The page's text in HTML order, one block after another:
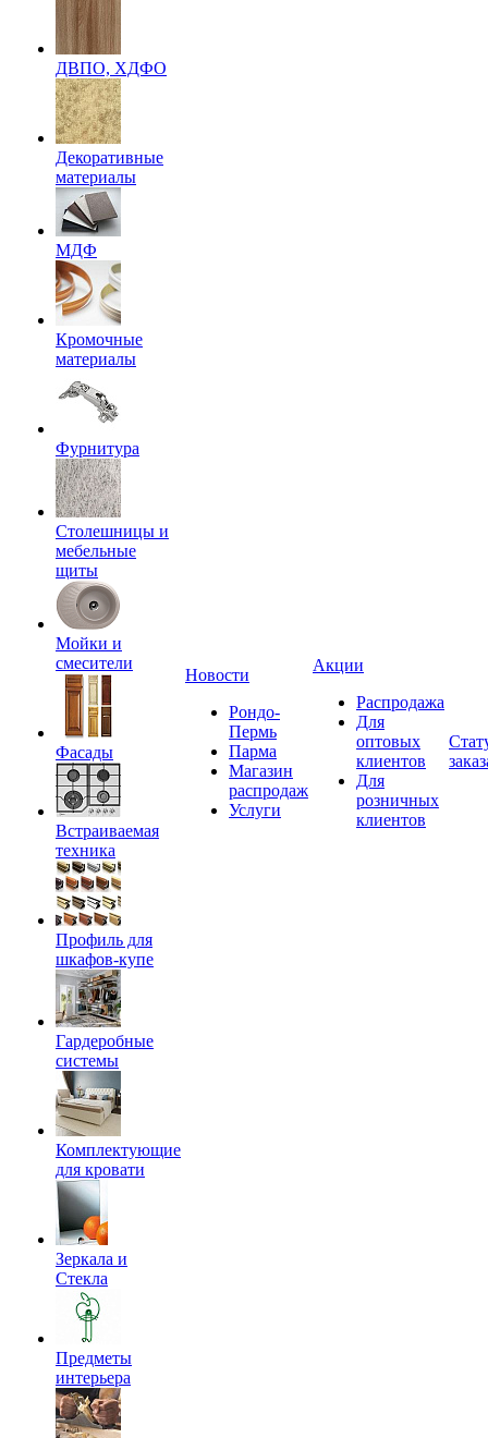
ДВПО, ХДФО
Декоративные
материалы
МДФ
Кромочные
материалы
Фурнитура
Столешницы и
мебельные
щиты
Мойки и
смесители
Фасады
Встраиваемая
техника
Профиль для
шкафов-купе
Гардеробные
системы
Комплектующие
для кровати
Зеркала и
Стекла
Предметы
интерьера
Новости
Рондо-
Пермь
Парма
Магазин
распродаж
Услуги
Акции
Распродажа
Для
оптовых
клиентов
Для
розничных
клиентов